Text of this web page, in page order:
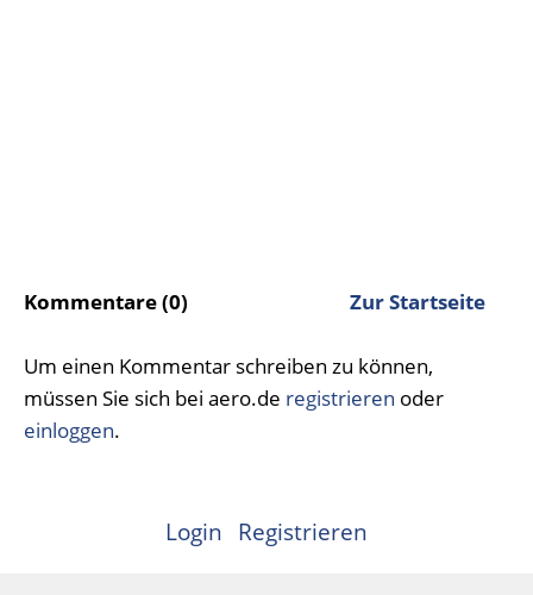
Kommentare (0) Zur Startseite
Um einen Kommentar schreiben zu können,
müssen Sie sich bei aero.de registrieren oder
einloggen.
Login Registrieren